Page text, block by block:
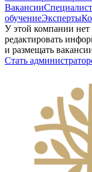
Вакансии
обучениеЭксперты
У этой компании
редактировать
и размещать
Стать